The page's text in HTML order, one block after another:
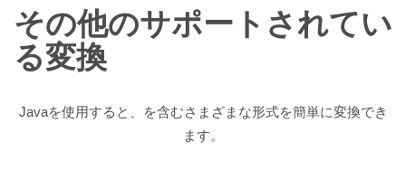
その他のサポートされてい
る変換
Javaを使用すると、を含むさまざまな形式を簡単に変換でき
ます。